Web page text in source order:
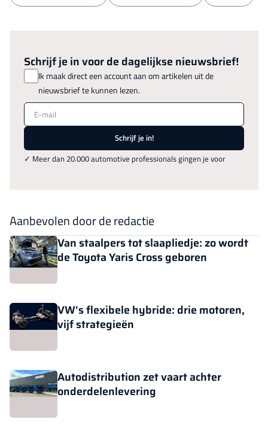
Schrijf je in voor de dagelijkse nieuwsbrief!
Ik maak direct een account aan om artikelen uit de
nieuwsbrief te kunnen lezen.
E-mail
Schrijf je in!
✓ Meer dan 20.000 automotive professionals gingen je voor
Aanbevolen door de redactie
Van staalpers tot slaapliedje: zo wordt
de Toyota Yaris Cross geboren
VW's flexibele hybride: drie motoren,
vijf strategieën
Autodistribution zet vaart achter
onderdelenlevering